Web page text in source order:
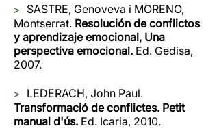
> SASTRE, Genoveva i MORENO,
Montserrat. Resolución de conflictos
y aprendizaje emocional, Una
perspectiva emocional. Ed. Gedisa,
2007.
> LEDERACH, John Paul.
Transformació de conflictes. Petit
manual d'ús. Ed. Icaria, 2010.